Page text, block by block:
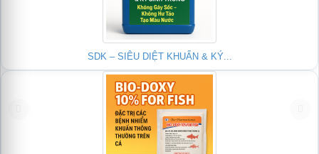
SDK – SIÊU DIỆT KHUẨN & KÝ...